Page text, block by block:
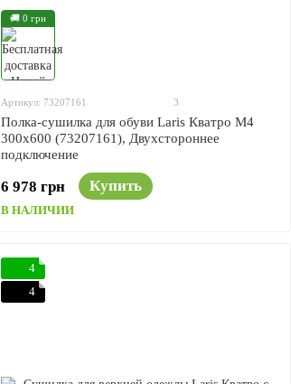
🚚 0 грн
Артикул: 73207161 3
Полка-сушилка для обуви Laris Кватро M4
300x600 (73207161), Двухстороннее
подключение
6 978 грн Купить
В НАЛИЧИИ
4
4